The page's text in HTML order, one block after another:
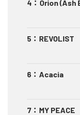
4 ： Orion (Ash
5 ： REVOLIST
6 ： Acacia
7 ： MY PEACE